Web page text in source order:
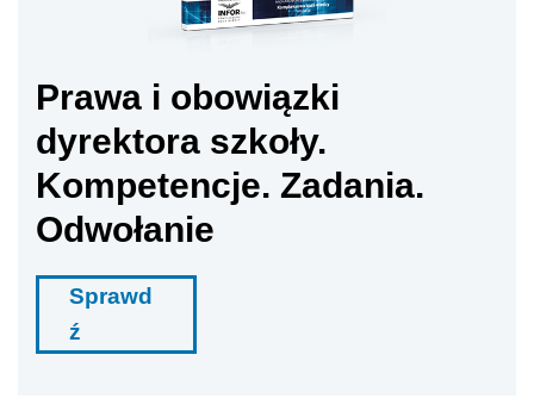
Prawa i obowiązki
dyrektora szkoły.
Kompetencje. Zadania.
Odwołanie
Sprawd
ź